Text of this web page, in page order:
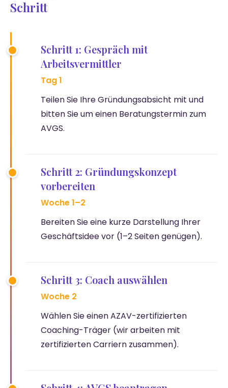
Schritt
Schritt 1: Gespräch mit
Arbeitsvermittler
Tag 1
Teilen Sie Ihre Gründungsabsicht mit und
bitten Sie um einen Beratungstermin zum
AVGS.
Schritt 2: Gründungskonzept
vorbereiten
Woche 1–2
Bereiten Sie eine kurze Darstellung Ihrer
Geschäftsidee vor (1–2 Seiten genügen).
Schritt 3: Coach auswählen
Woche 2
Wählen Sie einen AZAV-zertifizierten
Coaching-Träger (wir arbeiten mit
zertifizierten Carriern zusammen).